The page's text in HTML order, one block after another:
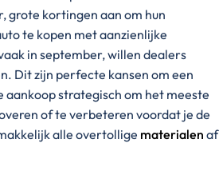
grote kortingen aan om hun
te kopen met aanzienlijke
in september, willen dealers
Dit zijn perfecte kansen om een
aankoop strategisch om het meeste
of te verbeteren voordat je de
alle overtollige materialen af